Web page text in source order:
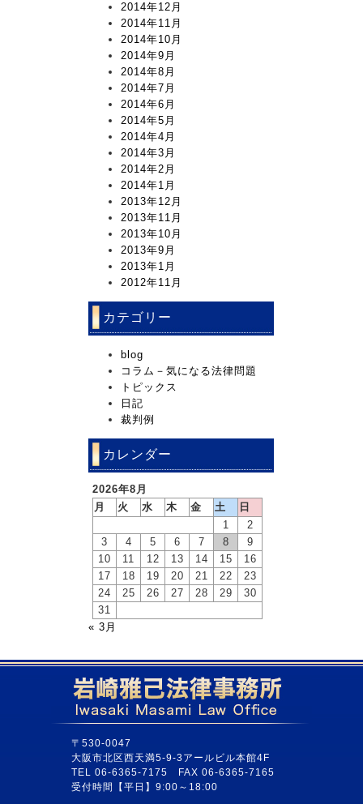
2014年12月
2014年11月
2014年10月
2014年9月
2014年8月
2014年7月
2014年6月
2014年5月
2014年4月
2014年3月
2014年2月
2014年1月
2013年12月
2013年11月
2013年10月
2013年9月
2013年1月
2012年11月
カテゴリー
blog
コラム－気になる法律問題
トピックス
日記
裁判例
カレンダー
2026年8月
月
火 水 木 金 土
日
1
2
3
4 5 6 7 8
9
10
11 12 13 14 15
16
17
18 19 20 21 22
23
24
25 26 27 28 29
30
31
« 3月
〒530-0047
大阪市北区西天満5-9-3アールビル本館4F
TEL 06-6365-7175 FAX 06-6365-7165
受付時間【平日】9:00～18:00